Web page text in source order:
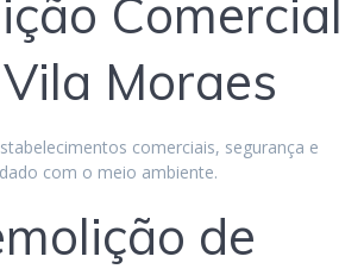
Comercial
Moraes
comerciais, segurança e
com o meio ambiente.
de